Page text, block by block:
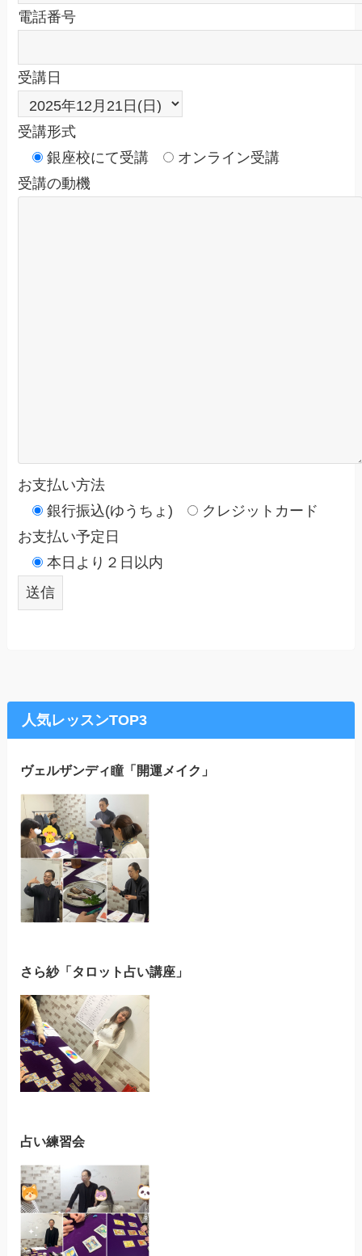
電話番号
受講日
受講形式
銀座校にて受講
オンライン受講
受講の動機
お支払い方法
銀行振込(ゆうちょ)
クレジットカード
お支払い予定日
本日より２日以内
人気レッスンTOP3
ヴェルザンディ瞳「開運メイク」
さら紗「タロット占い講座」
占い練習会